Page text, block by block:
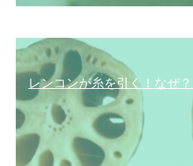
レンコンが糸を引く！なぜ